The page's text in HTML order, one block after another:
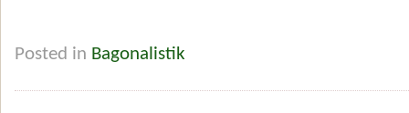
Posted in Bagonalistik